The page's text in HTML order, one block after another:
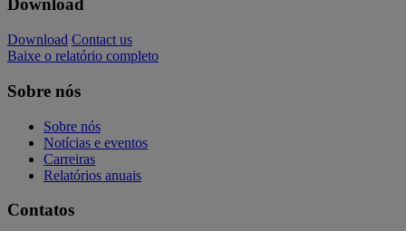
Download
Download Contact us
Baixe o relatório completo
Sobre nós
Sobre nós
Notícias e eventos
Carreiras
Relatórios anuais
Contatos